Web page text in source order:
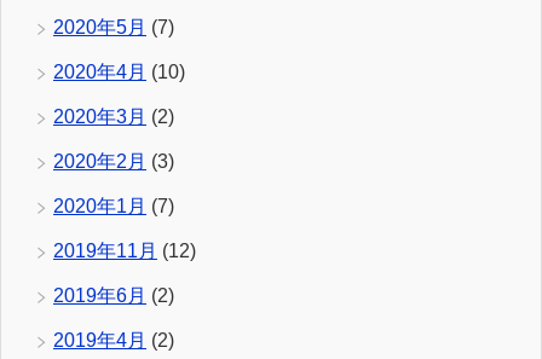
2020年5月 (7)
2020年4月 (10)
2020年3月 (2)
2020年2月 (3)
2020年1月 (7)
2019年11月 (12)
2019年6月 (2)
2019年4月 (2)